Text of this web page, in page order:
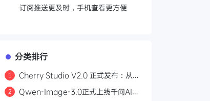
订阅推送更及时，手机查看更方便
分类排行
1
Cherry Studio V2.0 正式发布：从
能工作站
2
Qwen-Image-3.0正式上线千问AI平